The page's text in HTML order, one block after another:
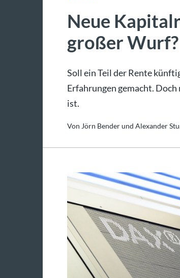
Neue
großer Wurf?
Soll ein Teil der Rente
Erfahrungen gemacht.
ist.
Von Jörn Bender und Alexander